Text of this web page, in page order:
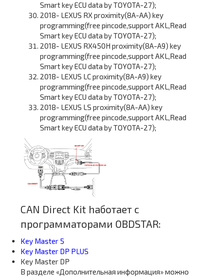
Smart key ECU data by TOYOTA-27);
2018- LEXUS RX proximity(8A-AA) key
programming(free pincode,support AKL,Read
Smart key ECU data by TOYOTA-27);
2018- LEXUS RX450H proximity(8A-A9) key
programming(free pincode,support AKL,Read
Smart key ECU data by TOYOTA-27);
2018- LEXUS LC proximity(8A-A9) key
programming(free pincode,support AKL,Read
Smart key ECU data by TOYOTA-27);
2018- LEXUS LS proximity(8A-AA) key
programming(free pincode,support AKL,Read
Smart key ECU data by TOYOTA-27);
CAN Direct Kit hаботает с
программаторами OBDSTAR:
Key Master 5
Key Master DP PLUS
Key Master DP
В разделе «Дополнительная информация» можно